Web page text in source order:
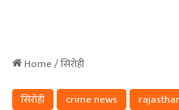
Home/सिरोही
सिरोही
crime news